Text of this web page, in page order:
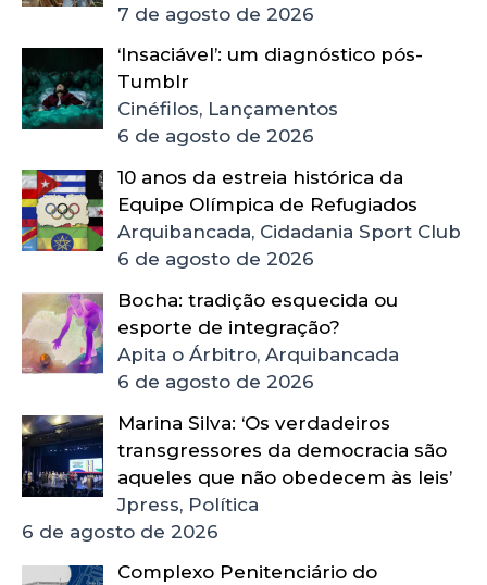
7 de agosto de 2026
‘Insaciável’: um diagnóstico pós-
Tumblr
Cinéfilos, Lançamentos
6 de agosto de 2026
10 anos da estreia histórica da
Equipe Olímpica de Refugiados
Arquibancada, Cidadania Sport Club
6 de agosto de 2026
Bocha: tradição esquecida ou
esporte de integração?
Apita o Árbitro, Arquibancada
6 de agosto de 2026
Marina Silva: ‘Os verdadeiros
transgressores da democracia são
aqueles que não obedecem às leis’
Jpress, Política
6 de agosto de 2026
Complexo Penitenciário do